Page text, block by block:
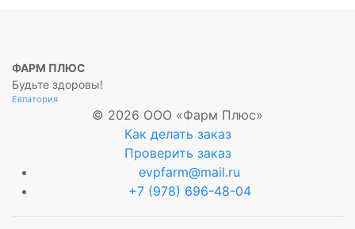
ФАРМ ПЛЮС
Будьте здоровы!
Евпатория
© 2026 ООО «Фарм Плюс»
Как делать заказ
Проверить заказ
evpfarm@mail.ru
+7 (978) 696-48-04